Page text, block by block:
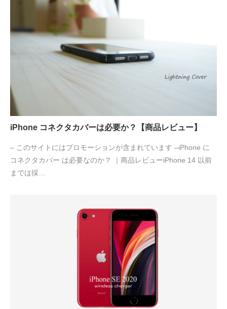
iPhone コネクタカバーは必要か？【商品レビュー】
– このサイトにはプロモーションが含まれています –iPhone に
コネクタカバー は必要なのか？ ｜商品レビューiPhone 14 以前
までは採…